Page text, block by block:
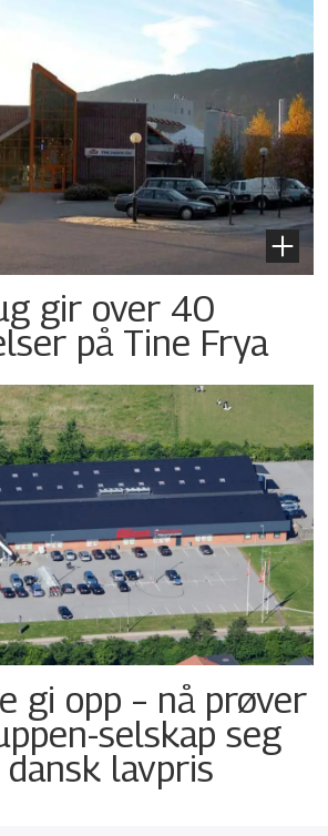
gir over 40
på Tine Frya
gi opp – nå prøver
selskap seg
lavpris